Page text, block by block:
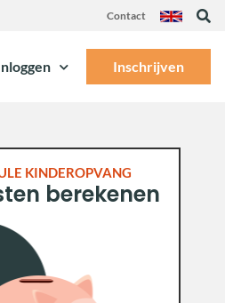
Contact
Inschrijven
KINDEROPVANG
berekenen